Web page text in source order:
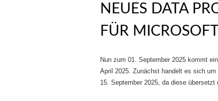
NEUES DATA
FÜR
Nun zum 01. September 2025 kommt
April 2025. Zunächst handelt es sich
15. September 2025, da diese